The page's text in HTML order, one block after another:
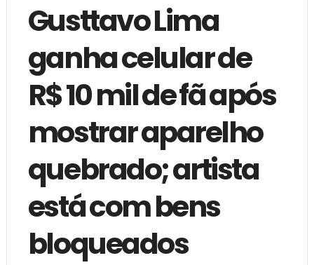
Gusttavo Lima
ganha celular de
R$ 10 mil de fã após
mostrar aparelho
quebrado; artista
está com bens
bloqueados